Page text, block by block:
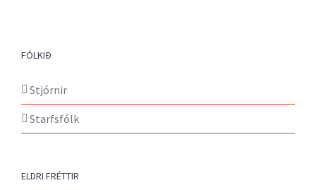
FÓLKIÐ
Stjórnir
Starfsfólk
ELDRI FRÉTTIR